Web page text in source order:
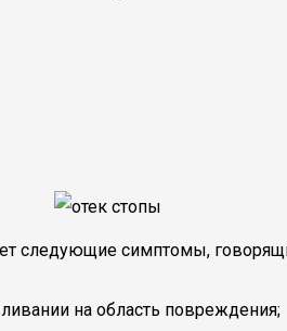
следующие симптомы,
на область повреждения;